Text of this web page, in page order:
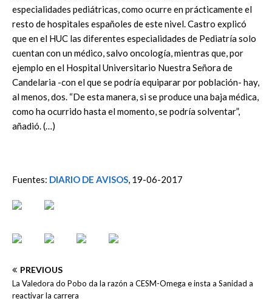
especialidades pediátricas, como ocurre en prácticamente el
resto de hospitales españoles de este nivel. Castro explicó
que en el HUC las diferentes especialidades de Pediatría solo
cuentan con un médico, salvo oncología, mientras que, por
ejemplo en el Hospital Universitario Nuestra Señora de
Candelaria -con el que se podría equiparar por población- hay,
al menos, dos. “De esta manera, si se produce una baja médica,
como ha ocurrido hasta el momento, se podría solventar”,
añadió. (…)
Fuentes: DIARIO DE AVISOS, 19-06-2017
PREVIOUS
La Valedora do Pobo da la razón a CESM-Omega e insta a Sanidad a
reactivar la carrera